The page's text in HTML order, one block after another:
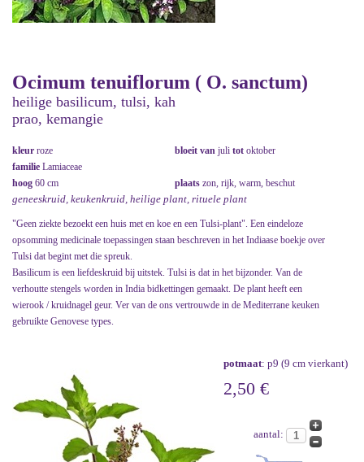
Ocimum tenuiflorum ( O. sanctum)
heilige basilicum, tulsi, kah
prao, kemangie
kleur roze bloeit van juli tot oktober
familie Lamiaceae
hoog 60 cm plaats zon, rijk, warm, beschut
geneeskruid, keukenkruid, heilige plant, rituele plant
"Geen ziekte bezoekt een huis met en koe en een Tulsi-plant". Een eindeloze
opsomming medicinale toepassingen staan beschreven in het Indiaase boekje over
Tulsi dat begint met die spreuk.
Basilicum is een liefdeskruid bij uitstek. Tulsi is dat in het bijzonder. Van de
verhoutte stengels worden in India bidkettingen gemaakt. De plant heeft een
wierook / kruidnagel geur. Ver van de ons vertrouwde in de Mediterrane keuken
gebruikte Genovese types.
potmaat: p9 (9 cm vierkant)
2,50 €
aantal: